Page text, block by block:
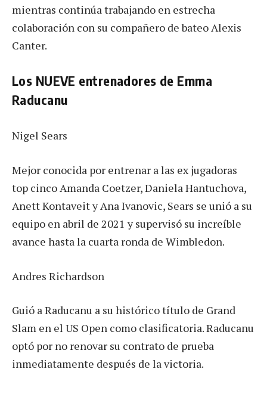
mientras continúa trabajando en estrecha
colaboración con su compañero de bateo Alexis
Canter.
Los NUEVE entrenadores de Emma
Raducanu
Nigel Sears
Mejor conocida por entrenar a las ex jugadoras
top cinco Amanda Coetzer, Daniela Hantuchova,
Anett Kontaveit y Ana Ivanovic, Sears se unió a su
equipo en abril de 2021 y supervisó su increíble
avance hasta la cuarta ronda de Wimbledon.
Andres Richardson
Guió a Raducanu a su histórico título de Grand
Slam en el US Open como clasificatoria. Raducanu
optó por no renovar su contrato de prueba
inmediatamente después de la victoria.